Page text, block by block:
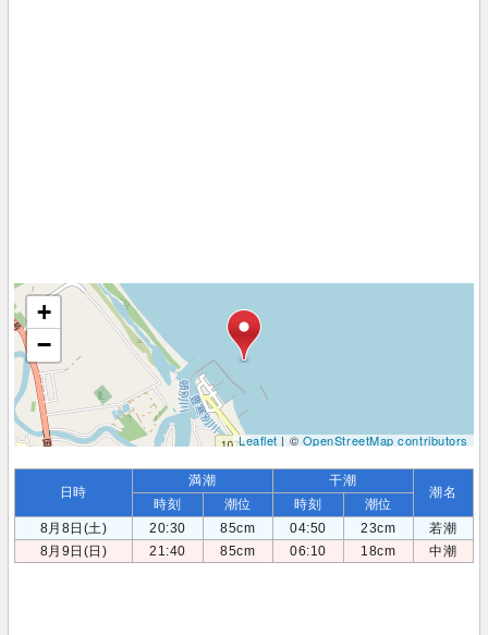
+
−
Leaflet| ©OpenStreetMap contributors
日時
満潮 干潮
潮名
時刻 潮位 時刻
潮位
8月8日(土)
20:30 85cm 04:50 23cm
若潮
8月9日(日)
21:40 85cm 06:10 18cm 中潮